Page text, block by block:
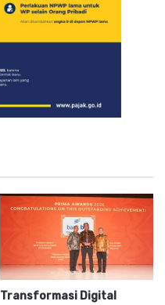
Transformasi Digital